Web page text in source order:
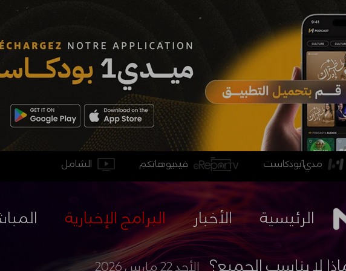
الشامل فيديوهاتكم مدي1بودكاست
البرامج الإخبارية الأخبار الرئيسية